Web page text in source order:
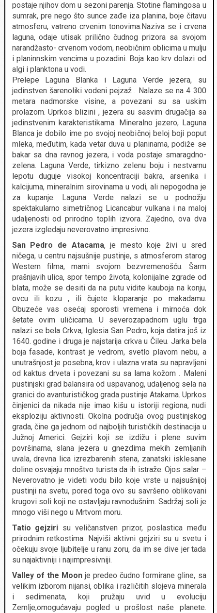
postaje njihov dom u sezoni parenja. Stotine flamingosa u
sumrak, pre nego što sunce zađe iza planina, boje čitavu
atmosferu, vatreno crvenim tonovima.Naziva se i crvena
laguna, odaje utisak prilično čudnog prizora sa svojom
narandžasto- crvenom vodom, neobičnim oblicima u mulju
i planinnskim vencima u pozadini. Boja kao krv dolazi od
algi i planktona u vodi.
Prelepe Laguna Blanka i Laguna Verde jezera, su
jedinstven šarenoliki vodeni pejzaž . Nalaze se na 4 300
metara nadmorske visine, a povezani su sa uskim
prolazom. Uprkos blizini , jezera su sasvim drugačija sa
jedinstvenim karakteristikama. Mineralno jezero, Laguna
Blanca je dobilo ime po svojoj neobičnoj beloj boji poput
mleka, međutim, kada vetar duva u planinama, podiže se
bakar sa dna ravnog jezera, i voda postaje smaragdno-
zelena. Laguna Verde, tirkizno zelenu boju i nestvarnu
lepotu duguje visokoj koncentraciji bakra, arsenika i
kalcijuma, mineralnim sirovinama u vodi, ali nepogodna je
za kupanje. Laguna Verde nalazi se u podnožju
spektakularno simetričnog Licancabur vulkana i na maloj
udaljenosti od prirodno toplih izvora. Zajedno, ova dva
jezera izgledaju neverovatno impresivno.
San Pedro de Atacama, je mesto koje živi u sred
ničega, u centru najsušnije pustinje, s atmosferom starog
Western filma, mami svojom bezvremenošću. Šarm
prašnjavih ulica, spor tempo života, kolonijalne zgrade od
blata, može se desiti da na putu vidite kauboja na konju,
ovcu ili kozu , ili čujete kloparanje po makadamu.
Obuzeće vas osećaj sporosti vremena i mirnoća dok
šetate ovim uličicama. U severozapadnom uglu trga
nalazi se bela Crkva, Iglesia San Pedro, koja datira još iz
1640. godine i druga je najstarija crkva u Čileu. Jarka bela
boja fasade, kontrast je vedrom, svetlo plavom nebu, a
unutrašnjost je posebna, krov i ulazna vrata su napravljeni
od kaktus drveta i povezani su sa lama kožom . Maleni
pustinjski grad balansira od uspavanog, udaljenog sela na
granici do avanturističkog grada pustinje Atakama. Uprkos
činjenici da nikada nije imao kišu u istoriji regiona, nudi
eksploziju aktivnosti. Okolna područja ovog pustinjskog
grada, čine ga jednom od najboljih turističkih destinacija u
Južnoj Americi. Gejziri koji se izdižu i plene suvim
površinama, slana jezera u gnezdima mekih zemljanih
uvala, drevna lica izrezbarenih stena, zanatski isklesane
doline osvajaju mnoštvo turista da ih istraže. Ojos salar –
Neverovatno je videti vodu bilo koje vrste u najsušnijoj
pustinji na svetu, pored toga ovo su savršeno oblikovani
krugovi soli koji ne ostavljaju ravnodušnim. Sadržaj soli je
mnogo viši nego u Mrtvom moru.
Tatio gejziri su veličanstven prizor, poslastica među
prirodnim retkostima. Najviši aktivni gejziri su u svetu i
očekuju svoje ljubitelje u ranu zoru, da im se dive jer tada
su najaktivniji i najimpresivniji.
Valley of the Moonje predeo čudno formirane gline, sa
velikim izborom nijansi, oblika i različitih slojeva minerala
i sedimenata, koji pružaju uvid u evoluciju
Zemlje,omogućavaju pogled u prošlost naše planete.